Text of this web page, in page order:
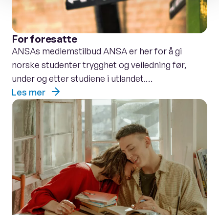
For foresatte
ANSAs medlemstilbud ANSA er her for å gi
norske studenter trygghet og veiledning før,
under og etter studiene i utlandet.…
Les mer